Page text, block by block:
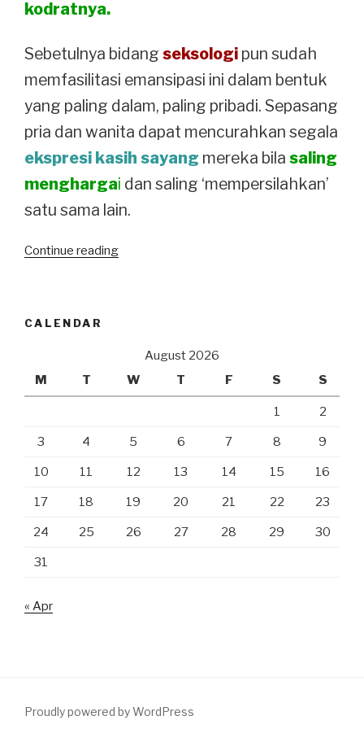
kodratnya.
Sebetulnya bidang seksologi pun sudah
memfasilitasi emansipasi ini dalam bentuk
yang paling dalam, paling pribadi. Sepasang
pria dan wanita dapat mencurahkan segala
ekspresi kasih sayang mereka bila saling
menghargai dan saling ‘mempersilahkan’
satu sama lain.
Continue reading“Kopi
suarakan
CALENDAR
August 2026
M
T W T F S S
1 2
3 4 5 6 7 8 9
10 11 12 13 14 15 16
17 18 19 20 21 22 23
24 25 26 27 28 29 30
31
« Apr
Proudly powered by WordPress